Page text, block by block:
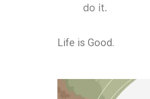
do it.
Life is Good.